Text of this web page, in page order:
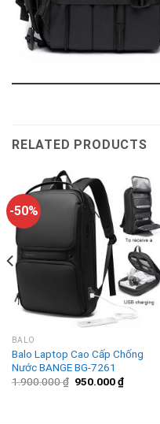
RELATED PRODUCTS
-50%
BALO
Balo Laptop Cao Cấp Chống
Nước BANGE BG-7261
1.900.000₫ 950.000₫